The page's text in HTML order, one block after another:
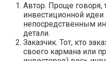
Автор. Проще говоря,
инвестиционной
непосредственным
детали.
Заказчик. Тот, кто
своего кармана или